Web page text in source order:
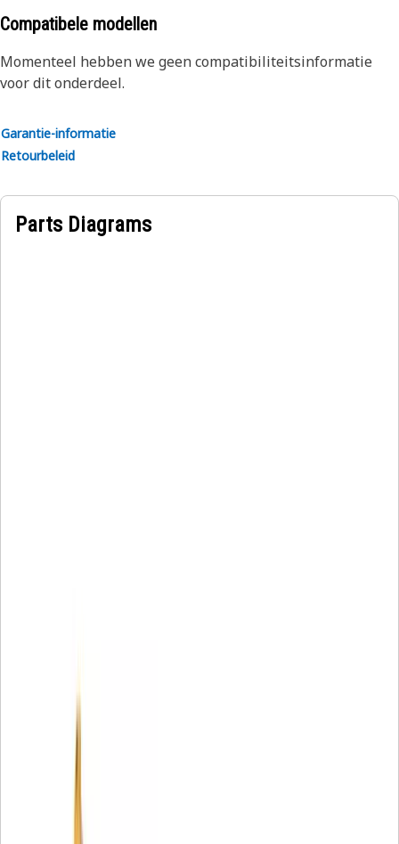
Compatibele modellen
Momenteel hebben we geen compatibiliteitsinformatie
voor dit onderdeel.
Garantie-informatie
Retourbeleid
Parts Diagrams